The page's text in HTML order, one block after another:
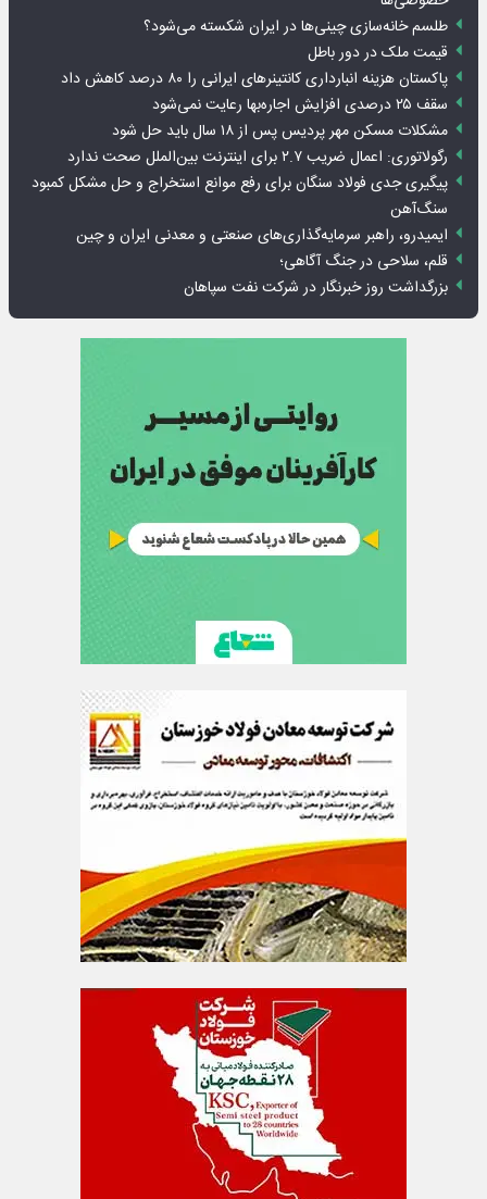
طلسم خانه‌سازی چینی‌ها در ایران شکسته می‌شود؟
قیمت ملک در دور باطل
پاکستان هزینه انبارداری کانتینرهای ایرانی را ۸۰ درصد کاهش داد
سقف ۲۵ درصدی افزایش اجاره‌بها رعایت نمی‌شود
مشکلات مسکن مهر پردیس پس از ۱۸ سال باید حل شود
رگولاتوری: اعمال ضریب ۲.۷ برای اینترنت بین‌الملل صحت ندارد
پیگیری جدی فولاد سنگان برای رفع موانع استخراج و حل مشکل کمبود
سنگ‌آهن
ایمیدرو، راهبر سرمایه‌گذاری‌های صنعتی و معدنی ایران و چین
قلم، سلاحی در جنگ آگاهی؛
بزرگداشت روز خبرنگار در شرکت نفت سپاهان